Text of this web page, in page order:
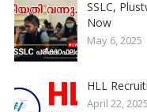
SSLC,
Now
May 6, 2025
HLL
April 22, 2025